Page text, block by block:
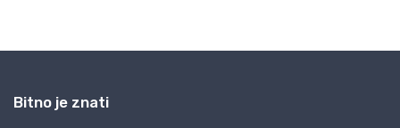
Bitno je znati